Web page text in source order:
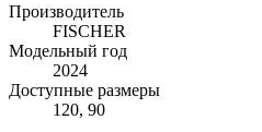
Производитель
FISCHER
Модельный год
2024
Доступные размеры
120, 90